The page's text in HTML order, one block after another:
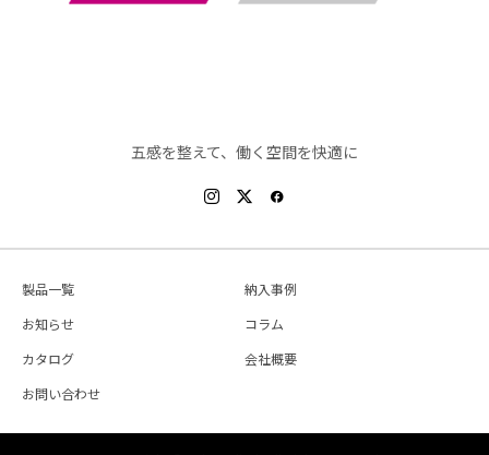
五感を整えて、働く空間を快適に
製品一覧
納入事例
お知らせ
コラム
カタログ
会社概要
お問い合わせ